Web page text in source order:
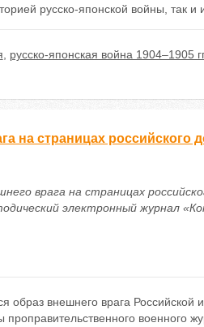
русско-японской войны, так
русско-японская война 1904–1905
на страницах
врага на страницах
электронный журнал
образ внешнего врага
проправительственного военного